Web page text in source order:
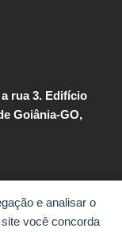
e analisar o
você concorda
rua 3. Edifício
Goiânia-GO,